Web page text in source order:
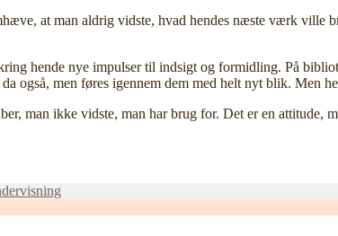
at man aldrig vidste, hvad hendes næste værk ville
hende nye impulser til indsigt og formidling. På
også, men føres igennem dem med helt nyt blik. Men
man ikke vidste, man har brug for. Det er en attitude,